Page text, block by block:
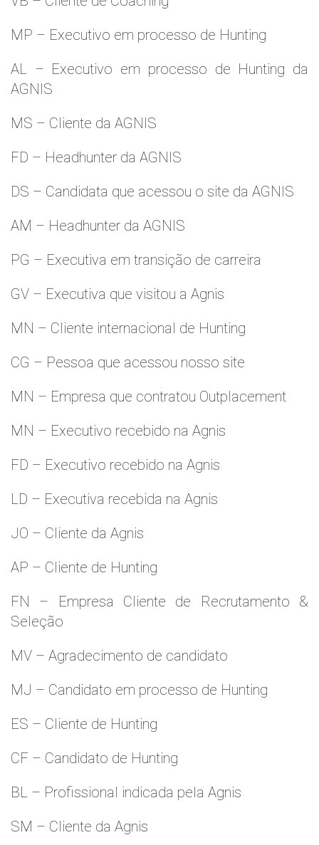
MP – Executivo em processo de Hunting
AL – Executivo em processo de Hunting da
AGNIS
MS – Cliente da AGNIS
FD – Headhunter da AGNIS
DS – Candidata que acessou o site da AGNIS
AM – Headhunter da AGNIS
PG – Executiva em transição de carreira
GV – Executiva que visitou a Agnis
MN – Cliente internacional de Hunting
CG – Pessoa que acessou nosso site
MN – Empresa que contratou Outplacement
MN – Executivo recebido na Agnis
FD – Executivo recebido na Agnis
LD – Executiva recebida na Agnis
JO – Cliente da Agnis
AP – Cliente de Hunting
FN – Empresa Cliente de Recrutamento &
Seleção
MV – Agradecimento de candidato
MJ – Candidato em processo de Hunting
ES – Cliente de Hunting
CF – Candidato de Hunting
BL – Profissional indicada pela Agnis
SM – Cliente da Agnis